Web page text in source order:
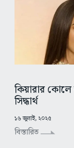
কিয়ারার কোলে
সিদ্ধার্থ
১৬ জুলাই, ২০২৫
বিস্তারিত